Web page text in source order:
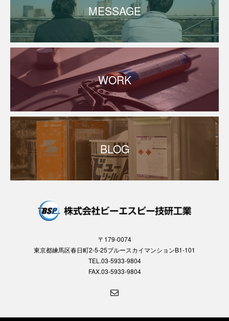
MESSAGE
WORK
BLOG
〒179-0074
東京都練馬区春日町2-5-25ブルースカイマンションB1-101
TEL.03-5933-9804
FAX.03-5933-9804